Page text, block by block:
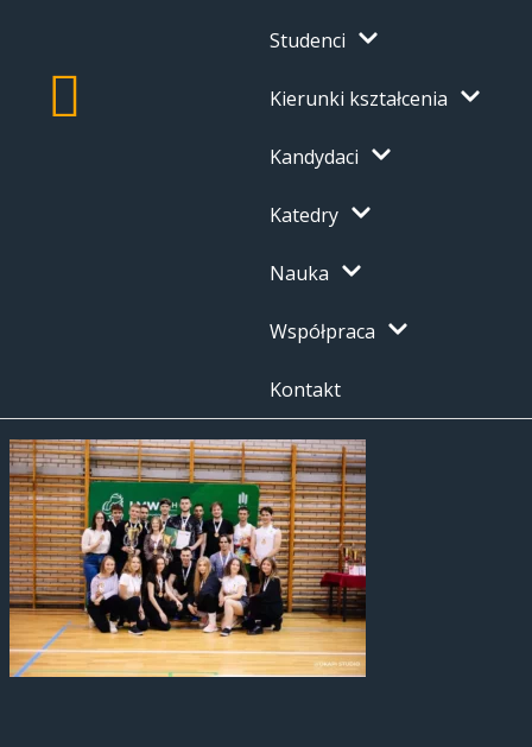
Studenci
Kierunki kształcenia
Kandydaci
Katedry
Nauka
Współpraca
Kontakt